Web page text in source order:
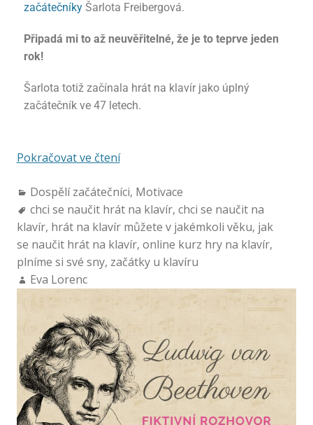
začátečníkyŠarlota Freibergová.
Připadá mi to až neuvěřitelné, že je to teprve jeden
rok!
Šarlota totiž začínala hrát na klavír jako úplný
začátečník ve 47 letech.
Pokračovat ve čtení
Dospělí začátečníci, Motivace
chci se naučit hrát na klavír, chci se naučit na
klavír, hrát na klavír můžete v jakémkoli věku, jak
se naučit hrát na klavír, online kurz hry na klavír,
plníme si své sny, začátky u klavíru
Eva Lorenc